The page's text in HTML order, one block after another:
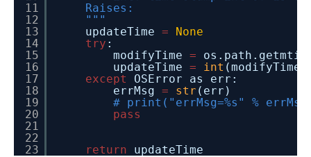
11
12
13
14
15
16
17
18
19
20
21
22
23
Raises:
"""
updateTime =
None
try :
modifyTime =
updateTime = int (modifyTime
except
OSError as err:
errMsg = str (err)
# print("errMsg=%s" %
pass
return updateTime